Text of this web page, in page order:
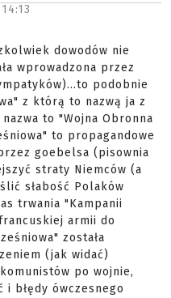
14:13
dowodów nie
wprowadzona przez
podobnie
z którą to nazwą ja z
to "Wojna Obronna
to propagandowe
goebelsa (pisownia
straty Niemców (a
słabość Polaków
trwania "Kampanii
armii do
została
(jak widać)
po wojnie,
błędy ówczesnego